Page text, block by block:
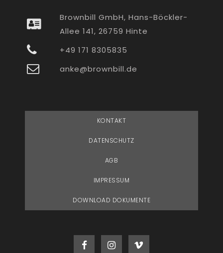
Brownbill GmbH, Hans-Böckler-
Allee 141, 26759 Hinte
+49 171 8305835
anke@brownbill.de
KONTAKT
DATENSCHUTZ
AGB
IMPRESSUM
DOWNLOAD DOKUMENTE